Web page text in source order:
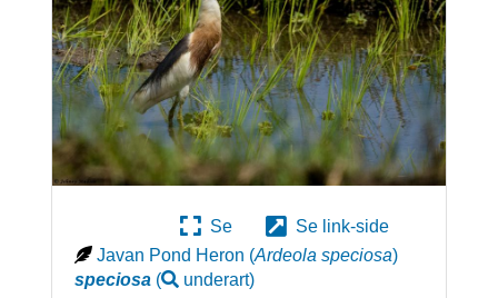
Se
Se link-side
Javan Pond Heron (Ardeola speciosa)
speciosa( underart)